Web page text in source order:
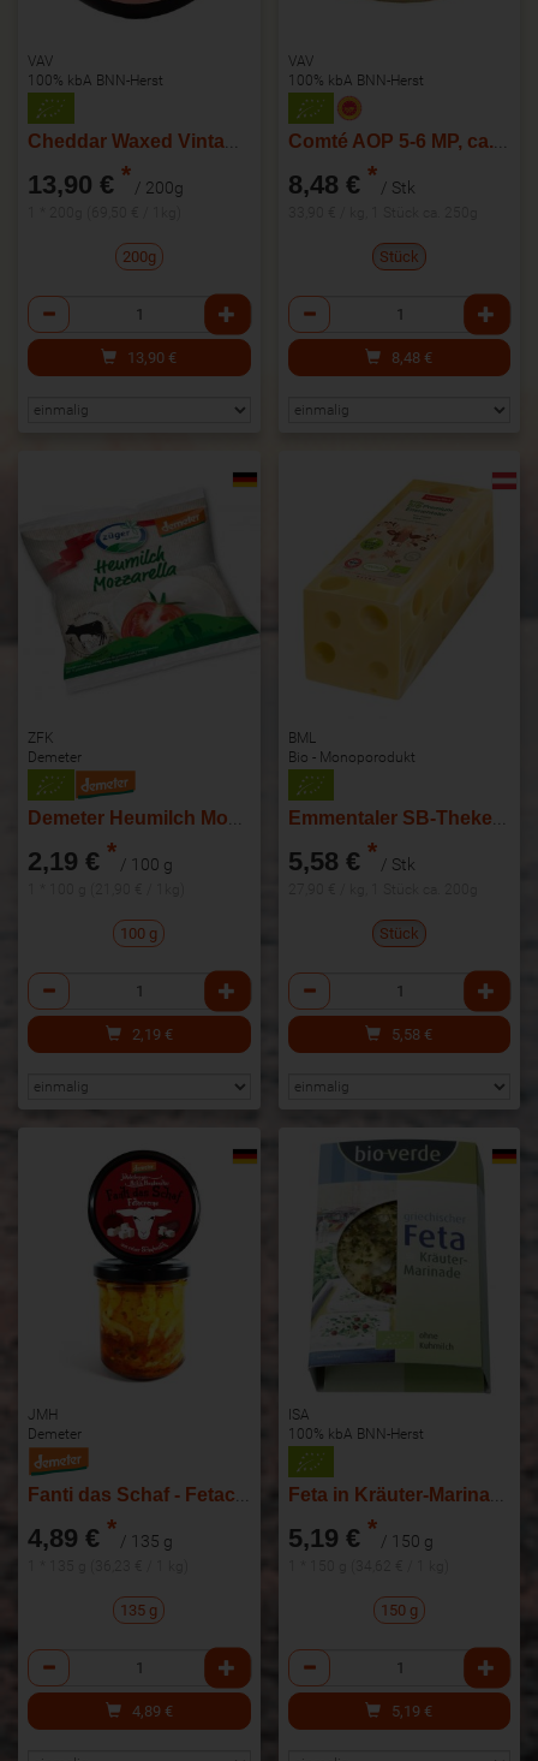
VAV
100% kbA BNN-Herst
13,90 € * / 200g
200g
Anzahl
13,90 €
VAV
100% kbA BNN-Herst
8,48 € * / Stk
Stück
Anzahl
8,48 €
ZFK
Demeter
2,19 € * / 100 g
100 g
Anzahl
2,19 €
BML
Bio - Monoporodukt
5,58 € * / Stk
Stück
Anzahl
5,58 €
JMH
Demeter
4,89 € * / 135 g
135 g
Anzahl
4,89 €
ISA
100% kbA BNN-Herst
5,19 € * / 150 g
150 g
Anzahl
5,19 €